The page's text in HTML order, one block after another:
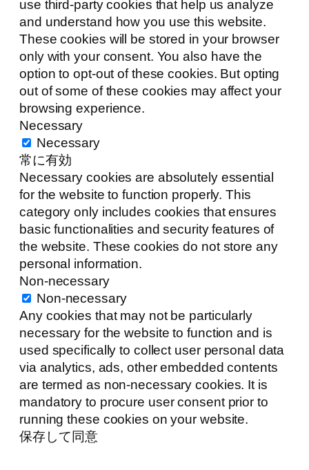
use third-party cookies that help us analyze
and understand how you use this website.
These cookies will be stored in your browser
only with your consent. You also have the
option to opt-out of these cookies. But opting
out of some of these cookies may affect your
browsing experience.
Necessary
Necessary
常に有効
Necessary cookies are absolutely essential
for the website to function properly. This
category only includes cookies that ensures
basic functionalities and security features of
the website. These cookies do not store any
personal information.
Non-necessary
Non-necessary
Any cookies that may not be particularly
necessary for the website to function and is
used specifically to collect user personal data
via analytics, ads, other embedded contents
are termed as non-necessary cookies. It is
mandatory to procure user consent prior to
running these cookies on your website.
保存して同意